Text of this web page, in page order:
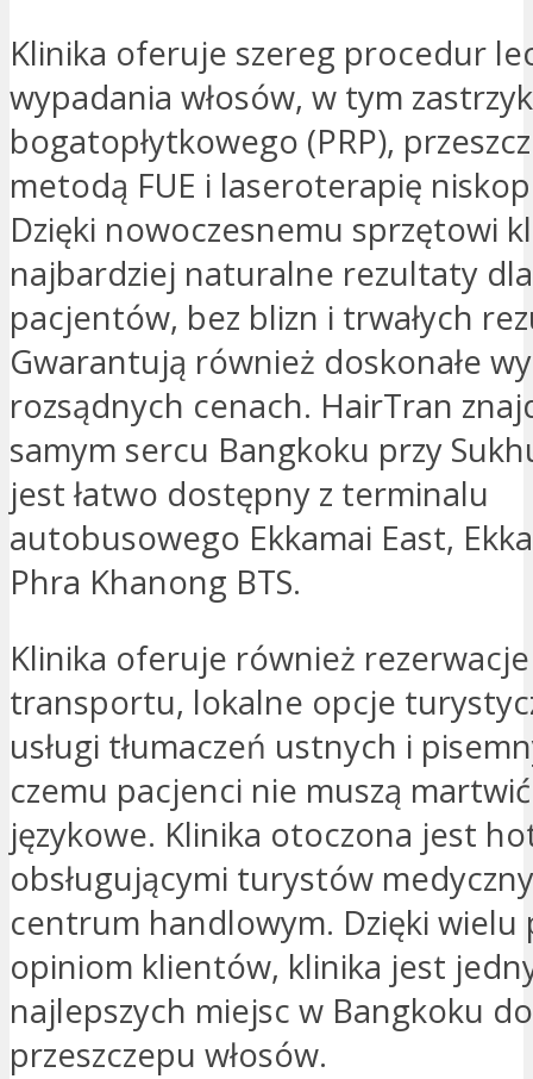
Klinika oferuje szereg procedur
wypadania włosów, w tym
bogatopłytkowego (PRP),
metodą FUE i laseroterapię
Dzięki nowoczesnemu sprzętowi
najbardziej naturalne rezultaty
pacjentów, bez blizn i trwałych
Gwarantują również doskonałe
rozsądnych cenach. HairTran
samym sercu Bangkoku przy
jest łatwo dostępny z terminalu
autobusowego Ekkamai East,
Phra Khanong BTS.
Klinika oferuje również
transportu, lokalne opcje
usługi tłumaczeń ustnych i
czemu pacjenci nie muszą
językowe. Klinika otoczona jest
obsługującymi turystów
centrum handlowym. Dzięki wielu
opiniom klientów, klinika jest
najlepszych miejsc w Bangkoku
przeszczepu włosów.